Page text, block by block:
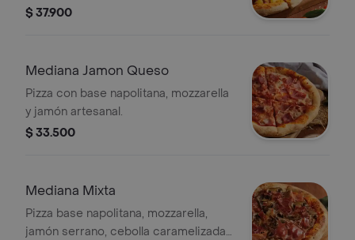
y tocineta.
$ 37.900
Mediana Jamon Queso
Pizza con base napolitana, mozzarella
y jamón artesanal.
$ 33.500
Mediana Mixta
Pizza base napolitana, mozzarella,
jamón serrano, cebolla caramelizada y